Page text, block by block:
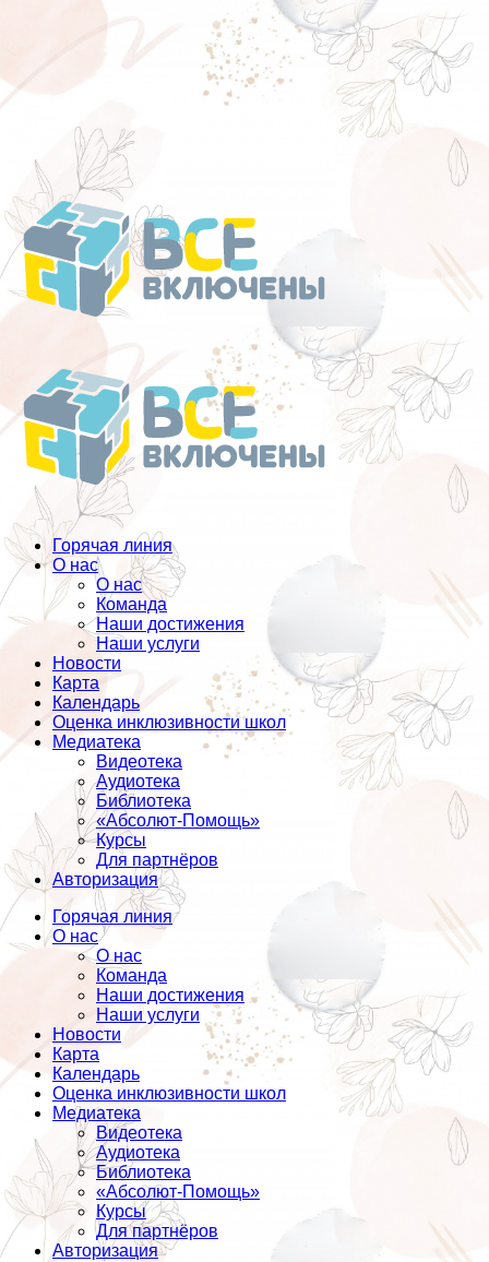
Перейти
к
содержанию
Горячая линия
О нас
О нас
Команда
Наши достижения
Наши услуги
Новости
Карта
Календарь
Оценка инклюзивности школ
Медиатека
Видеотека
Аудиотека
Библиотека
«Абсолют-Помощь»
Курсы
Для партнёров
Авторизация
Горячая линия
О нас
О нас
Команда
Наши достижения
Наши услуги
Новости
Карта
Календарь
Оценка инклюзивности школ
Медиатека
Видеотека
Аудиотека
Библиотека
«Абсолют-Помощь»
Курсы
Для партнёров
Авторизация